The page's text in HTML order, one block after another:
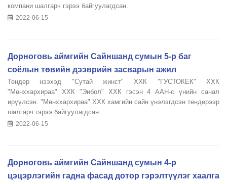
компани шалгарч гэрээ байгуулагдсан.
2022-06-15
Дорноговь аймгийн Сайншанд сумын 5-р баг
соёлын төвийн дээврийн засварын ажил
Тендер нээхэд "Сутай жинст" ХХК "ГУСТОКЕК" ХХК
"Мөнххархираа" ХХК "Эибол" ХХК гэсэн 4 ААН-с үнийн санал
ирүүлсэн. "Мөнххархираа" ХХК хамгийн сайн үнэлэгдсэн тендерээр
шалгарч гэрээ байгуулагдсан.
2022-06-15
Дорноговь аймгийн Сайншанд сумын 4-р
цэцэрлэгийн гадна фасад дотор гэрэлтүүлэг хаалга